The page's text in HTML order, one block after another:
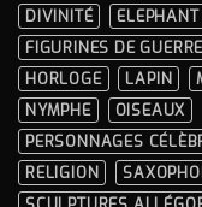
DIVINITÉ
ELEPHANT
FIGURINES DE GUERRE
HORLOGE
LAPIN
NYMPHE
OISEAUX
PERSONNAGES
RELIGION